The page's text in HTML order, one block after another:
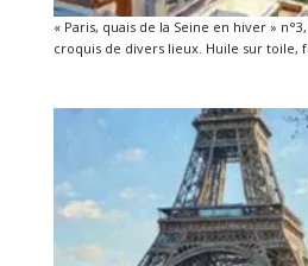
« Paris, quais de la Seine en hiver »
croquis de divers lieux. Huile sur toile,